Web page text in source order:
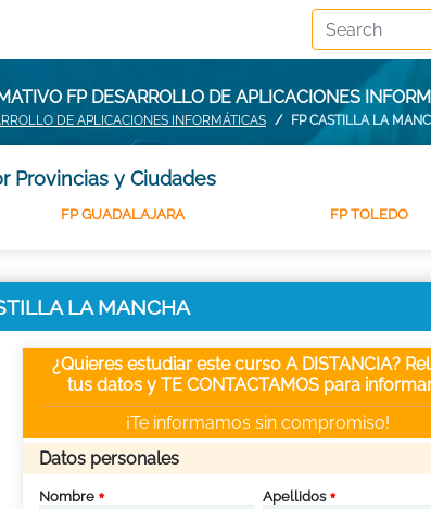
FP DESARROLLO DE APLICACIONES
DE APLICACIONES INFORMÁTICAS FP CASTILLA LA
Provincias y Ciudades
FP GUADALAJARA FP TOLEDO
LA MANCHA
¿Quieres estudiar este curso A DISTANCIA?
tus datos y TE CONTACTAMOS para
¡Te informamos sin compromiso!
Datos personales
Nombre Apellidos